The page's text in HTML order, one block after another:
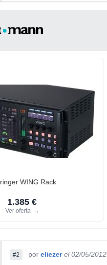
WING Rack
1.385 €
Ver oferta →
#2 por eliezer el 02/05/2012